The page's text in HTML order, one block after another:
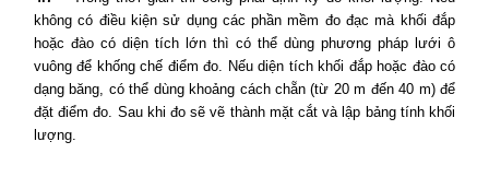
không có điều kiện sử dụng các phần mềm đo đạc mà khối đắp
hoặc đào có diện tích lớn thì có thể dùng phương pháp lưới ô
vuông để khống chế điểm đo. Nếu diện tích khối đắp hoặc đào có
dạng băng, có thể dùng khoảng cách chẵn (từ 20 m đến 40 m) để
đặt điểm đo. Sau khi đo sẽ vẽ thành mặt cắt và lập bảng tính khối
lượng.